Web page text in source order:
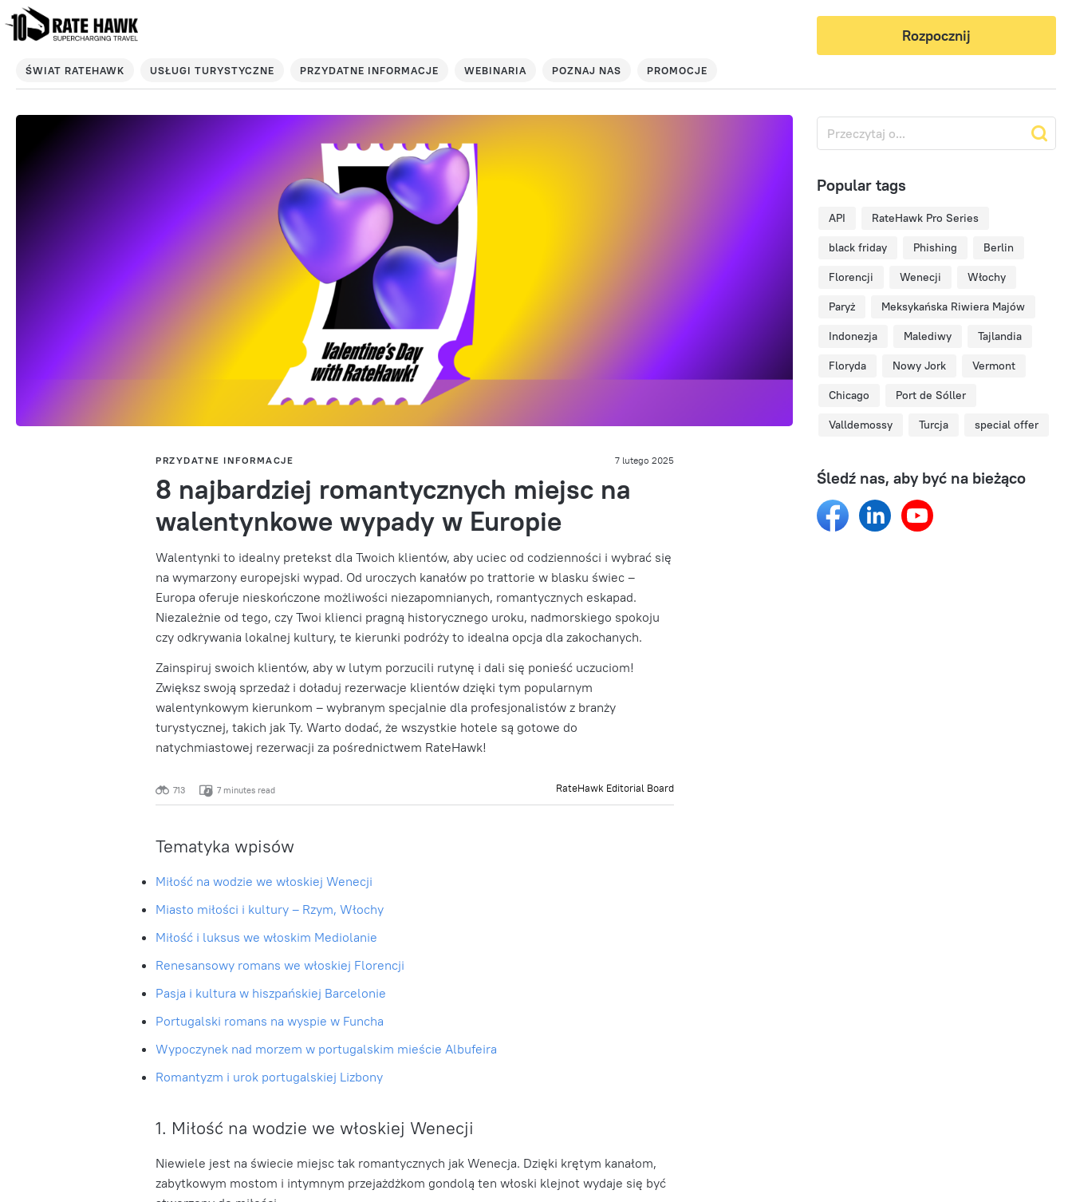
Rozpocznij
ŚWIAT RATEHAWK USŁUGI TURYSTYCZNE PRZYDATNE INFORMACJE WEBINARIA POZNAJ NAS PROMOCJE
PRZYDATNE INFORMACJE 7 lutego 2025
8 najbardziej romantycznych miejsc na
walentynkowe wypady w Europie
Walentynki to idealny pretekst dla Twoich klientów, aby uciec od codzienności i wybrać się
na wymarzony europejski wypad. Od uroczych kanałów po trattorie w blasku świec –
Europa oferuje nieskończone możliwości niezapomnianych, romantycznych eskapad.
Niezależnie od tego, czy Twoi klienci pragną historycznego uroku, nadmorskiego spokoju
czy odkrywania lokalnej kultury, te kierunki podróży to idealna opcja dla zakochanych.
Zainspiruj swoich klientów, aby w lutym porzucili rutynę i dali się ponieść uczuciom!
Zwiększ swoją sprzedaż i doładuj rezerwacje klientów dzięki tym popularnym
walentynkowym kierunkom – wybranym specjalnie dla profesjonalistów z branży
turystycznej, takich jak Ty. Warto dodać, że wszystkie hotele są gotowe do
natychmiastowej rezerwacji za pośrednictwem RateHawk!
RateHawk Editorial Board
713 7 minutes read
Tematyka wpisów
Miłość na wodzie we włoskiej Wenecji
Miasto miłości i kultury – Rzym, Włochy
Miłość i luksus we włoskim Mediolanie
Renesansowy romans we włoskiej Florencji
Pasja i kultura w hiszpańskiej Barcelonie
Portugalski romans na wyspie w Funcha
Wypoczynek nad morzem w portugalskim mieście Albufeira
Romantyzm i urok portugalskiej Lizbony
1. Miłość na wodzie we włoskiej Wenecji
Niewiele jest na świecie miejsc tak romantycznych jak Wenecja. Dzięki krętym kanałom,
zabytkowym mostom i intymnym przejażdżkom gondolą ten włoski klejnot wydaje się być
Popular tags
API RateHawk Pro Series
black friday Phishing Berlin
Florencji Wenecji Włochy
Paryż Meksykańska Riwiera Majów
Indonezja Malediwy Tajlandia
Floryda Nowy Jork Vermont
Chicago Port de Sóller
Valldemossy Turcja special offer
Śledź nas, aby być na bieżąco